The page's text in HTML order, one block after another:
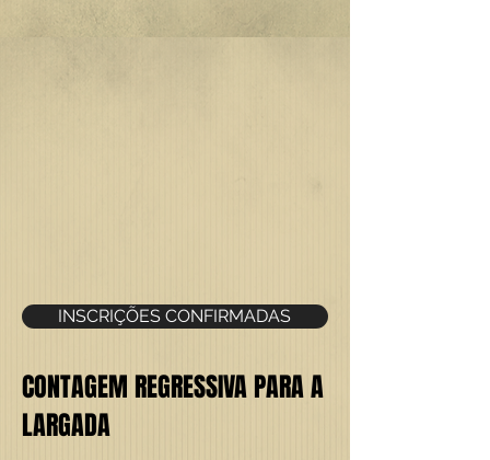
INSCRIÇÕES CONFIRMADAS
CONTAGEM REGRESSIVA PARA A
LARGADA